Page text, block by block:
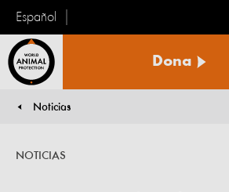
Español
Animal
Dona
Noticias
NOTICIAS